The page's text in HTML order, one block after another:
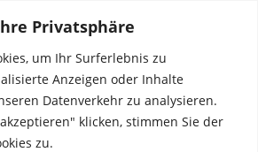
Privatsphäre
um Ihr Surferlebnis zu
Anzeigen oder Inhalte
Datenverkehr zu analysieren.
klicken, stimmen Sie der
zu.
WasserMuseum, #Water